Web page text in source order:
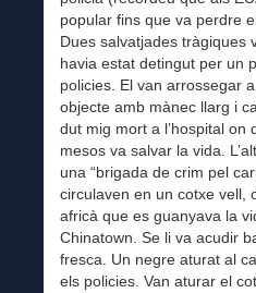
popular fins que va perdre
Dues salvatjades tràgiques
havia estat detingut per un
policies. El van arrossegar
objecte amb mànec llarg i
dut mig mort a l’hospital
mesos va salvar la vida.
una “brigada de crim pel
circulaven en un cotxe vell,
africà que es guanyava la
Chinatown. Se li va acudir
fresca. Un negre aturat al
els policies. Van aturar el